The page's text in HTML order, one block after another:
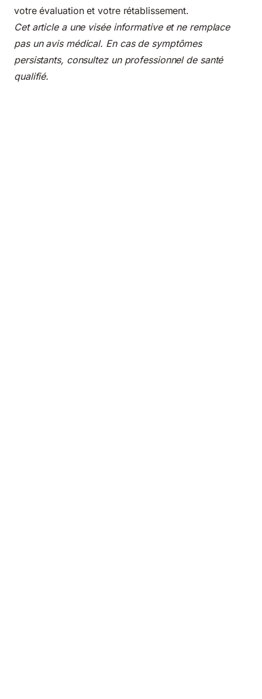
votre évaluation et votre rétablissement.
Cet article a une visée informative et ne remplace
pas un avis médical. En cas de symptômes
persistants, consultez un professionnel de santé
qualifié.